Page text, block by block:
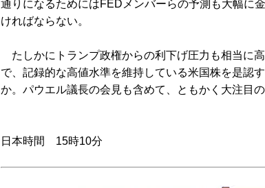
通りになるためにはFEDメンバーらの予測も大幅に
ければならない。
たしかにトランプ政権からの利下げ圧力も相当に
で、記録的な高値水準を維持している米国株を是認
か。パウエル議長の会見も含めて、ともかく大注目の
日本時間 15時10分